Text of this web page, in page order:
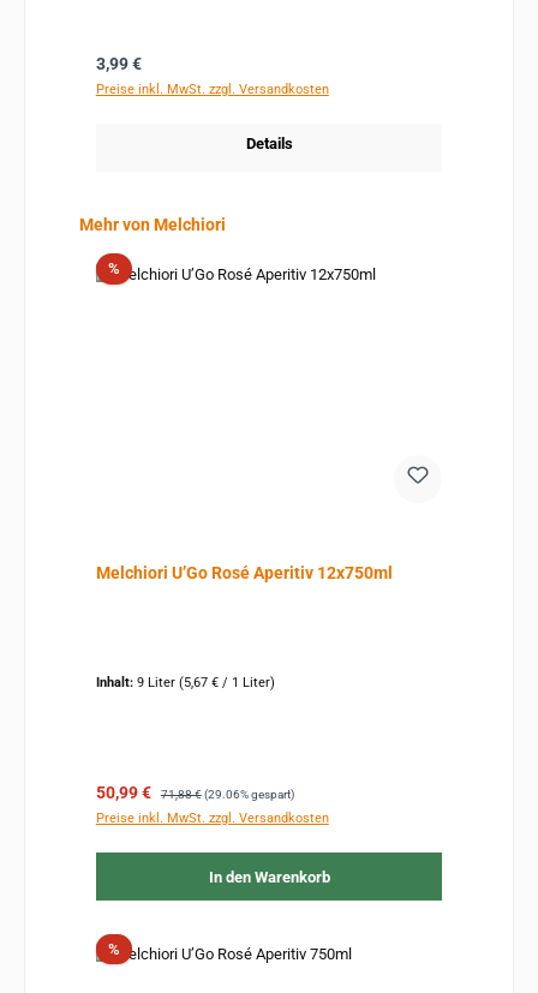
Regulärer Preis:
3,99 €
Preise inkl. MwSt. zzgl. Versandkosten
Details
Produktgalerie überspringen
Mehr von Melchiori
%Rabatt
Melchiori U’Go Rosé Aperitiv 12x750ml
Inhalt: 9 Liter (5,67 € / 1 Liter)
Verkaufspreis:
50,99 € Regulärer Preis:
71,88 € (29.06% gespart)
Preise inkl. MwSt. zzgl. Versandkosten
In den Warenkorb
%Rabatt